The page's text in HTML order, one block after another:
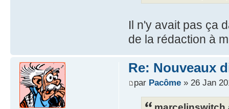
Il n'y avait pas ça
de la rédaction à
Re: Nouveaux
par Pacôme» 26 Jan